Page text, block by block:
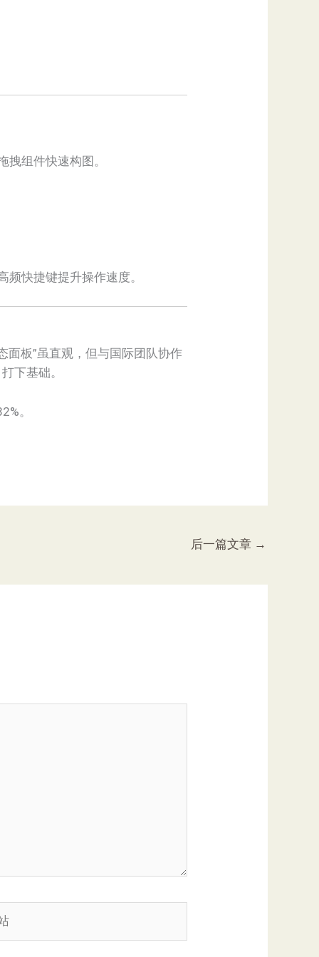
组件快速构图。
快捷键提升操作速度。
面板”虽直观，但与国际团队协作
下基础。
。
后一篇文章 →